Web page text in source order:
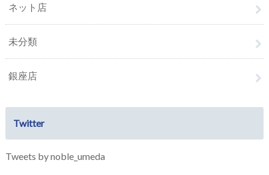
ネット店
未分類
銀座店
Twitter
Tweets by noble_umeda